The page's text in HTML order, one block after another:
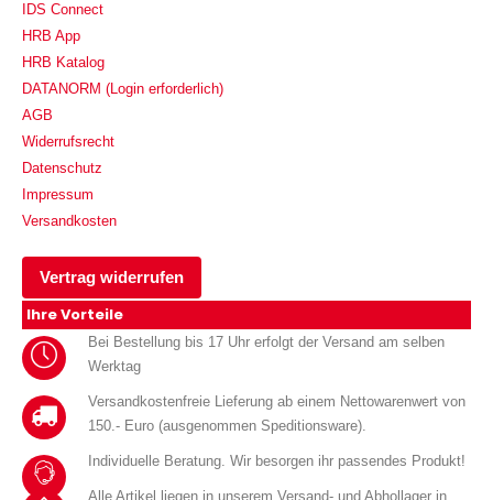
IDS Connect
HRB App
HRB Katalog
DATANORM (Login erforderlich)
AGB
Widerrufsrecht
Datenschutz
Impressum
Versandkosten
Vertrag widerrufen
Ihre Vorteile
Bei Bestellung bis 17 Uhr erfolgt der Versand am selben
Werktag
Versandkostenfreie Lieferung ab einem Nettowarenwert von
150.- Euro (ausgenommen Speditionsware).
Individuelle Beratung. Wir besorgen ihr passendes Produkt!
Alle Artikel liegen in unserem Versand- und Abhollager in